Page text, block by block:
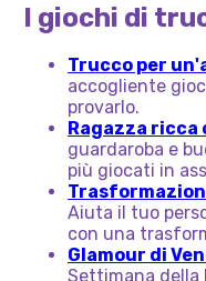
I giochi di
Trucco per
accogliente
provarlo.
Ragazza
guardaroba e
più giocati in
Aiuta il tuo
con una
Glamour di
Settimana della